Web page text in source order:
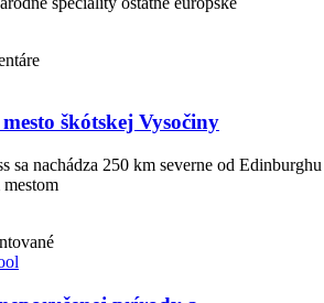
škótskej Vysočiny
sa nachádza 250 km severne od Edinburghu